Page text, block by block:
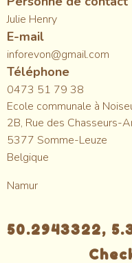
Julie Henry
E-mail
inforevon@gmail.com
Téléphone
0473 51 79 38
Ecole communale à
2B, Rue des Chasseurs-
5377 Somme-Leuze
Belgique
Namur
50.2943322,